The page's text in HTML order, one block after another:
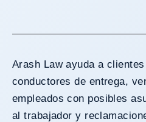
Arash Law ayuda a
conductores de entrega,
empleados con posibles
al trabajador y